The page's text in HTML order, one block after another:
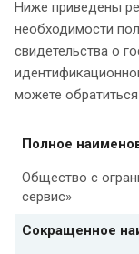
Ниже приведены
необходимости
свидетельства о
можете
Полное
Общество с
сервис»
Сокращенное